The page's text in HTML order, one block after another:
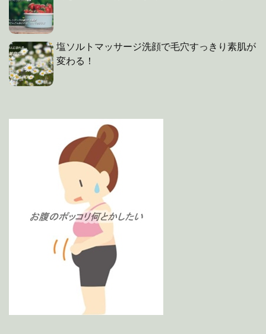
塩ソルトマッサージ洗顔で毛穴すっきり素肌が
変わる！